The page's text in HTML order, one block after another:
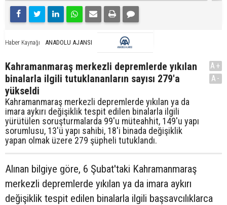
Haber Kaynağı ANADOLU AJANSI
Kahramanmaraş merkezli depremlerde yıkılan
binalarla ilgili tutuklananların sayısı 279'a
yükseldi
Kahramanmaraş merkezli depremlerde yıkılan ya da
imara aykırı değişiklik tespit edilen binalarla ilgili
yürütülen soruşturmalarda 99'u müteahhit, 149'u yapı
sorumlusu, 13'ü yapı sahibi, 18'i binada değişiklik
yapan olmak üzere 279 şüpheli tutuklandı.
A+
A-
Alınan bilgiye göre, 6 Şubat'taki Kahramanmaraş
merkezli depremlerde yıkılan ya da imara aykırı
değişiklik tespit edilen binalarla ilgili başsavcılıklarca